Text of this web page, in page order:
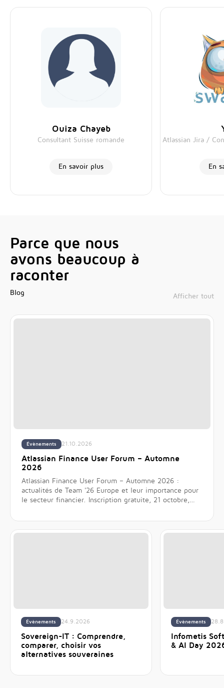
Ouiza Chayeb
Consultant Suisse romande
En savoir plus
Atlassian Jira /
En
Parce que nous
avons beaucoup à
raconter
Blog Afficher tout
Évènements 21.10.2026
Atlassian Finance User Forum – Automne
2026
Atlassian Finance User Forum – Automne 2026 :
actualités de Team '26 Europe et leur importance pour
le secteur financier. Inscription gratuite, 21 octobre,
Évènements 24.9.2026
Sovereign-IT : Comprendre,
comparer, choisir vos
alternatives souveraines
Évènements
Infometis
& AI Day